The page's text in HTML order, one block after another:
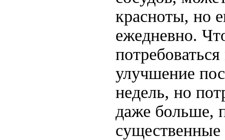
красноты, но
ежедневно.
улучшение
недель, но
даже больше,